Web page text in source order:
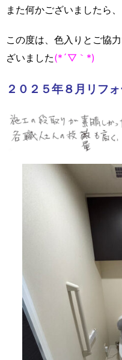
また何かございましたら
この度は、色入りとご協
ざいました(*´▽｀*)
２０２５年８月リフ